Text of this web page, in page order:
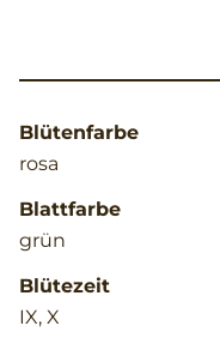
Blütenfarbe
rosa
Blattfarbe
grün
Blütezeit
IX, X